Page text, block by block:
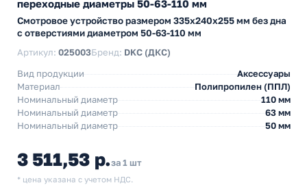
переходные диаметры 50-63-110 мм
Смотровое устройство размером 335х240х255 мм без дна
с отверстиями диаметром 50-63-110 мм
Артикул: 025003Бренд: DKC (ДКС)
Вид продукции
Аксессуары
Материал
Полипропилен (ППЛ)
Номинальный диаметр
110 мм
Номинальный диаметр
63 мм
Номинальный диаметр
50 мм
3 511,53 р.за 1 шт
* цена указана с учетом НДС.